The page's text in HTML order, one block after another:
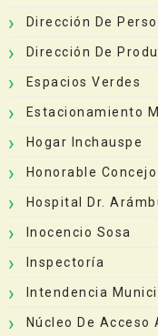
Dirección De
Dirección De
Espacios Verdes
Estacionamiento
Hogar Inchauspe
Honorable
Hospital Dr.
Inocencio Sosa
Inspectoría
Intendencia
Núcleo De Acceso